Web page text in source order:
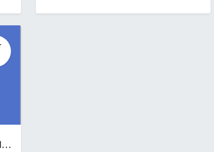
FIERA DI BOLOGNA “Auto e Moto d’Epoca” – in pullman